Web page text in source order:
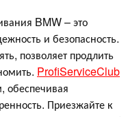
BMW – это
и безопасность.
позволяет продлить
ProfiServiceClub
обеспечивая
Приезжайте к